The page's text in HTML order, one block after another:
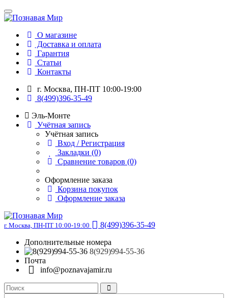
О магазине
Доставка и оплата
Гарантия
Статьи
Контакты
г. Москва, ПН-ПТ 10:00-19:00
8(499)396-35-49
Эль-Монте
Учётная запись
Учётная запись
Вход / Регистрация
Закладки (0)
Сравнение товаров (0)
Оформление заказа
Корзина покупок
Оформление заказа
г. Москва, ПН-ПТ 10:00-19:00
8(499)396-35-49
Дополнительные номера
8(929)994-55-36
Почта
info@poznavajamir.ru